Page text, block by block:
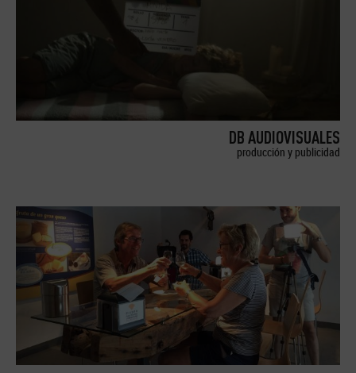
DB AUDIOVISUALES
producción y publicidad